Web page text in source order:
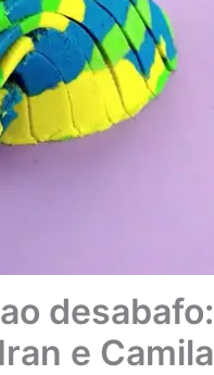
desabafo:
e Camila